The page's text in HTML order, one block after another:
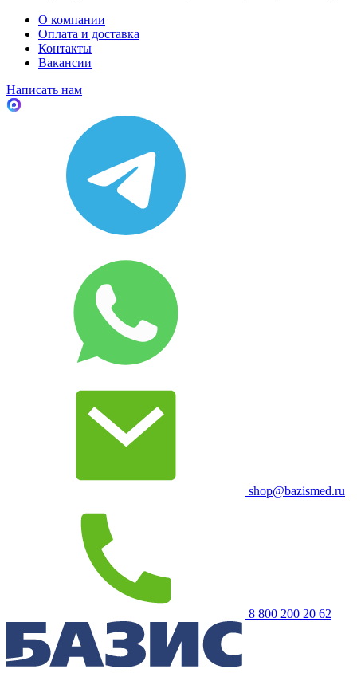
О компании
Оплата и доставка
Контакты
Вакансии
Написать нам
shop@bazismed.ru
8 800 200 20 62